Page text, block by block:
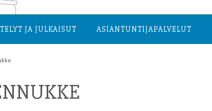
JA JULKAISUT ASIANTUNTIJA­PALVELUT